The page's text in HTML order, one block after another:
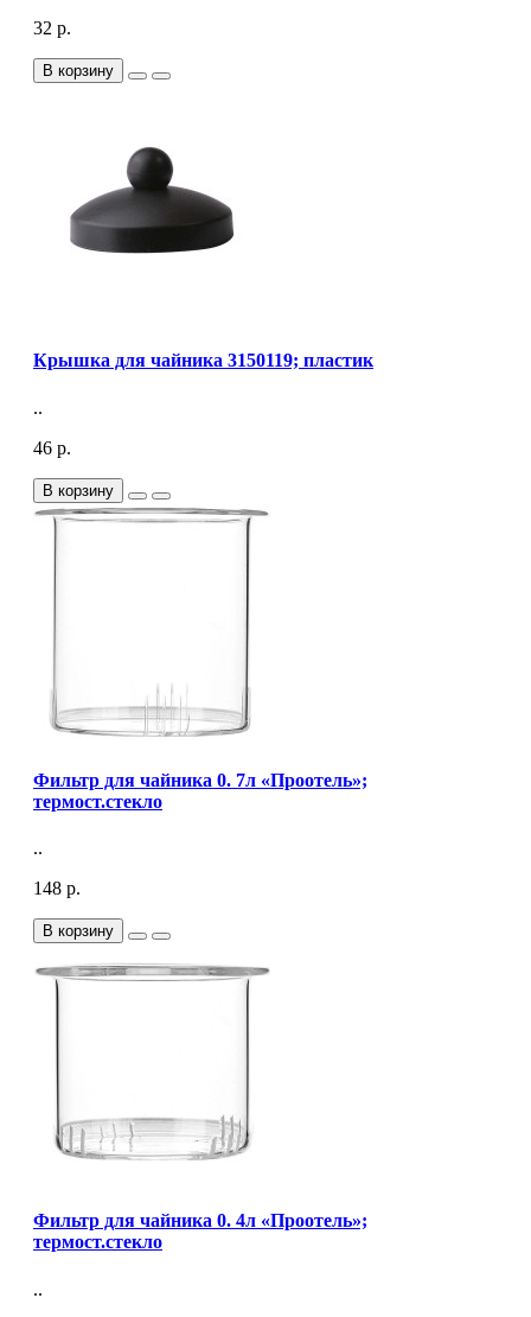
32 р.
В корзину
Крышка для чайника 3150119; пластик
..
46 р.
В корзину
Фильтр для чайника 0. 7л «Проотель»;
термост.стекло
..
148 р.
В корзину
Фильтр для чайника 0. 4л «Проотель»;
термост.стекло
..